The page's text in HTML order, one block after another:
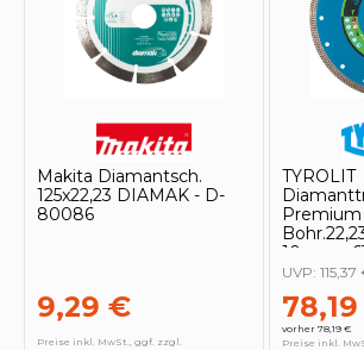
Makita Diamantsch.
125x22,23 DIAMAK - D-
80086
9,29 €
Preise inkl. MwSt., ggf. zzgl.
TYROLIT
10mm -
vorher 78,19 €
UVP: 115,37
Preise inkl.